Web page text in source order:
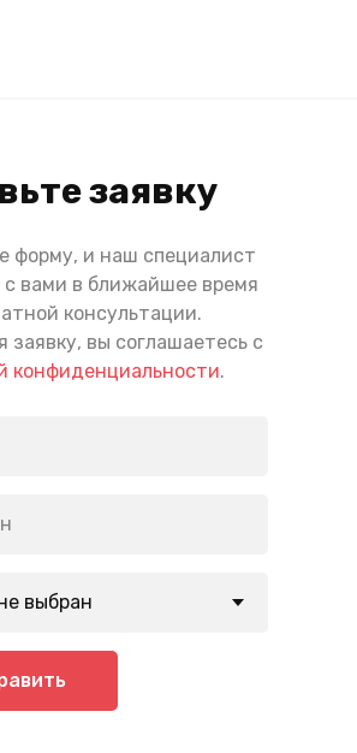
заявку
форму, и наш специалист
вами в ближайшее время
консультации.
заявку, вы соглашаетесь с
конфиденциальности.